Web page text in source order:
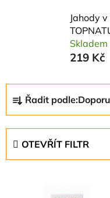
Jahody
Skladem
219 Kč
a
z
Řadit podle:
OTEVŘÍT FILTR